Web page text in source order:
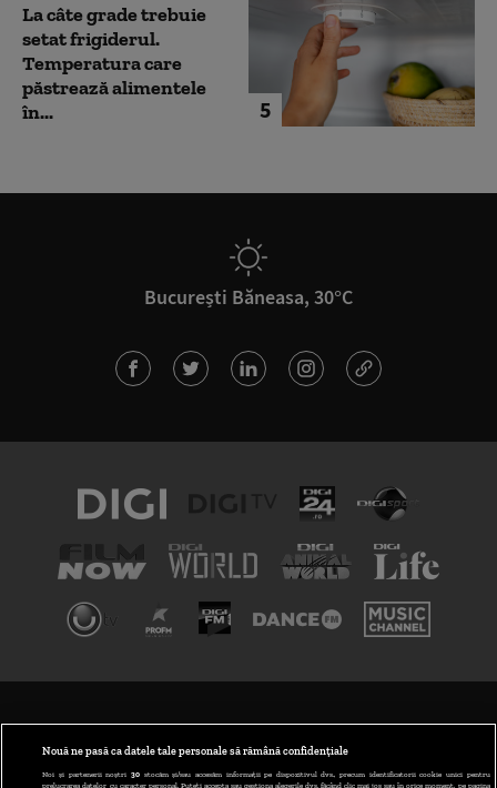
5
La câte grade trebuie
setat frigiderul.
Temperatura care
păstrează alimentele
în...
București Băneasa, 30°C
Nouă ne pasă ca datele tale personale să rămână confidențiale
Noi și partenerii noștri 30stocăm și/sau accesăm informații pe dispozitivul dvs., precum identificatorii cookie unici pentru
prelucrarea datelor cu caracter personal. Puteți accepta sau gestiona alegerile dvs. făcând clic mai jos sau în orice moment, pe pagina